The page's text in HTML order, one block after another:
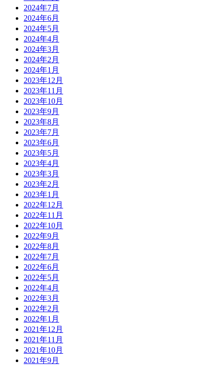
2024年7月
2024年6月
2024年5月
2024年4月
2024年3月
2024年2月
2024年1月
2023年12月
2023年11月
2023年10月
2023年9月
2023年8月
2023年7月
2023年6月
2023年5月
2023年4月
2023年3月
2023年2月
2023年1月
2022年12月
2022年11月
2022年10月
2022年9月
2022年8月
2022年7月
2022年6月
2022年5月
2022年4月
2022年3月
2022年2月
2022年1月
2021年12月
2021年11月
2021年10月
2021年9月